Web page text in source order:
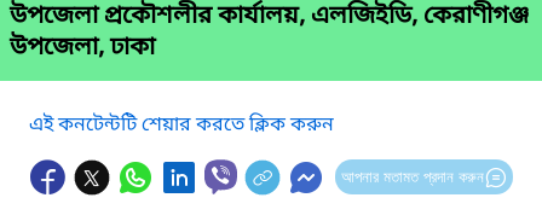
উপজেলা প্রকৌশলীর কার্যালয়, এলজিইডি, কেরাণীগঞ্জ
উপজেলা, ঢাকা
এই কনটেন্টটি শেয়ার করতে ক্লিক করুন
আপনার মতামত প্রদান করুন